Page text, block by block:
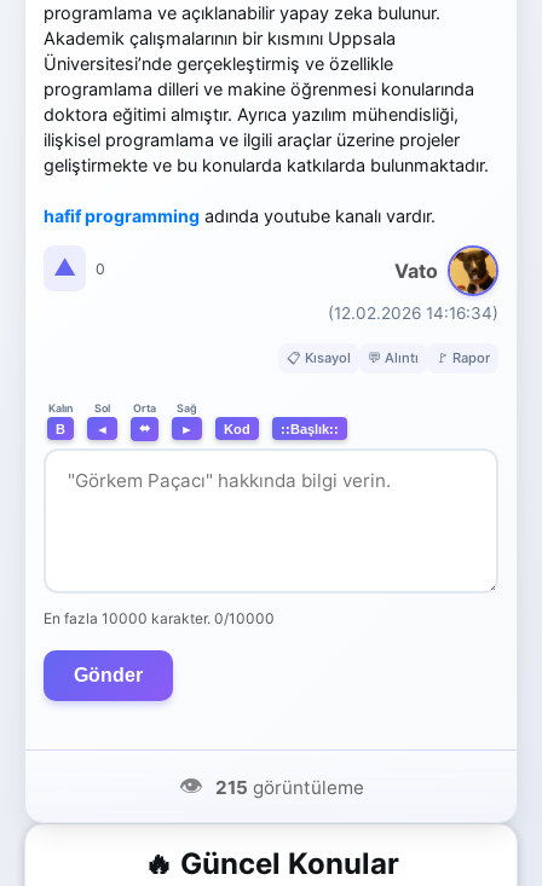
🔥 Güncel Konular
programlama ve açıklanabilir yapay zeka bulunur.
Akademik çalışmalarının bir kısmını Uppsala
Üniversitesi’nde gerçekleştirmiş ve özellikle
programlama dilleri ve makine öğrenmesi konularında
doktora eğitimi almıştır. Ayrıca yazılım mühendisliği,
ilişkisel programlama ve ilgili araçlar üzerine projeler
geliştirmekte ve bu konularda katkılarda bulunmaktadır.
hafif programming adında youtube kanalı vardır.
Vato
(12.02.2026 14:16:34)
▲ 0
📋 Kısayol 💬 Alıntı 🚩 Rapor
Kalın
B
Sol
◄
Orta
⬌
Sağ
► Kod ::Başlık::
En fazla 10000 karakter. 0/10000
Gönder
👁️ 215 görüntüleme